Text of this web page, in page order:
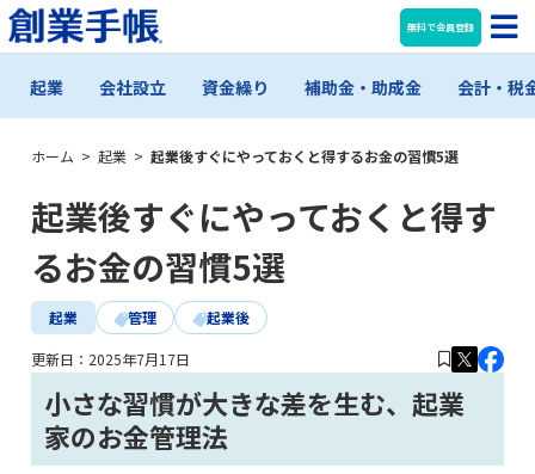
無料で会員登録
起業 会社設立 資金繰り 補助金・助成金 会計・税
ホーム > 起業 > 起業後すぐにやっておくと得するお金の習慣5選
起業後すぐにやっておくと得す
るお金の習慣5選
起業 管理 起業後
更新日： 2025年7月17日
小さな習慣が大きな差を生む、起業
家のお金管理法